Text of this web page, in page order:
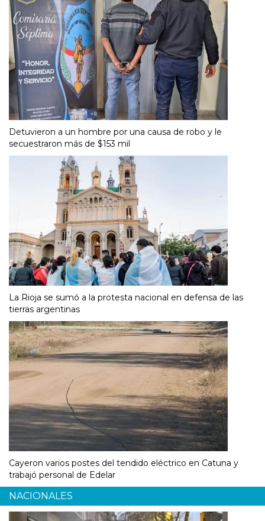
Detuvieron a un hombre por una causa de robo y le
secuestraron más de $153 mil
La Rioja se sumó a la protesta nacional en defensa de las
tierras argentinas
Cayeron varios postes del tendido eléctrico en Catuna y
trabajó personal de Edelar
NACIONALES